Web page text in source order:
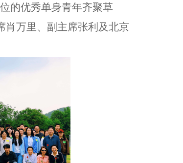
的优秀单身青年齐聚草
肖万里、副主席张利及北京